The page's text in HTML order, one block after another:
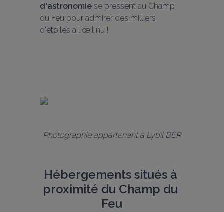
d'astronomie se pressent au Champ
du Feu pour admirer des milliers
d'étoiles à l'œil nu !
Photographie appartenant à Lybil BER
Hébergements situés à
proximité du Champ du
Feu